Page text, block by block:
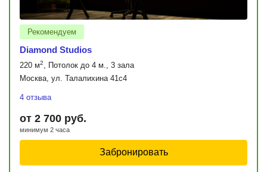
Рекомендуем
Diamond Studios
220 м2, Потолок до 4 м., 3 зала
Москва, ул. Талалихина 41с4
4 отзыва
от 2 700 руб.
минимум 2 часа
Забронировать